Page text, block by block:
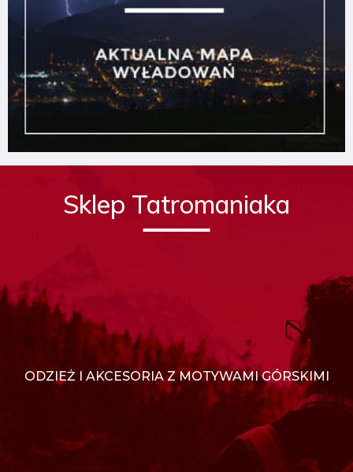
Sklep Tatromaniaka
ODZIEŻ I AKCESORIA Z MOTYWAMI GÓRSKIMI